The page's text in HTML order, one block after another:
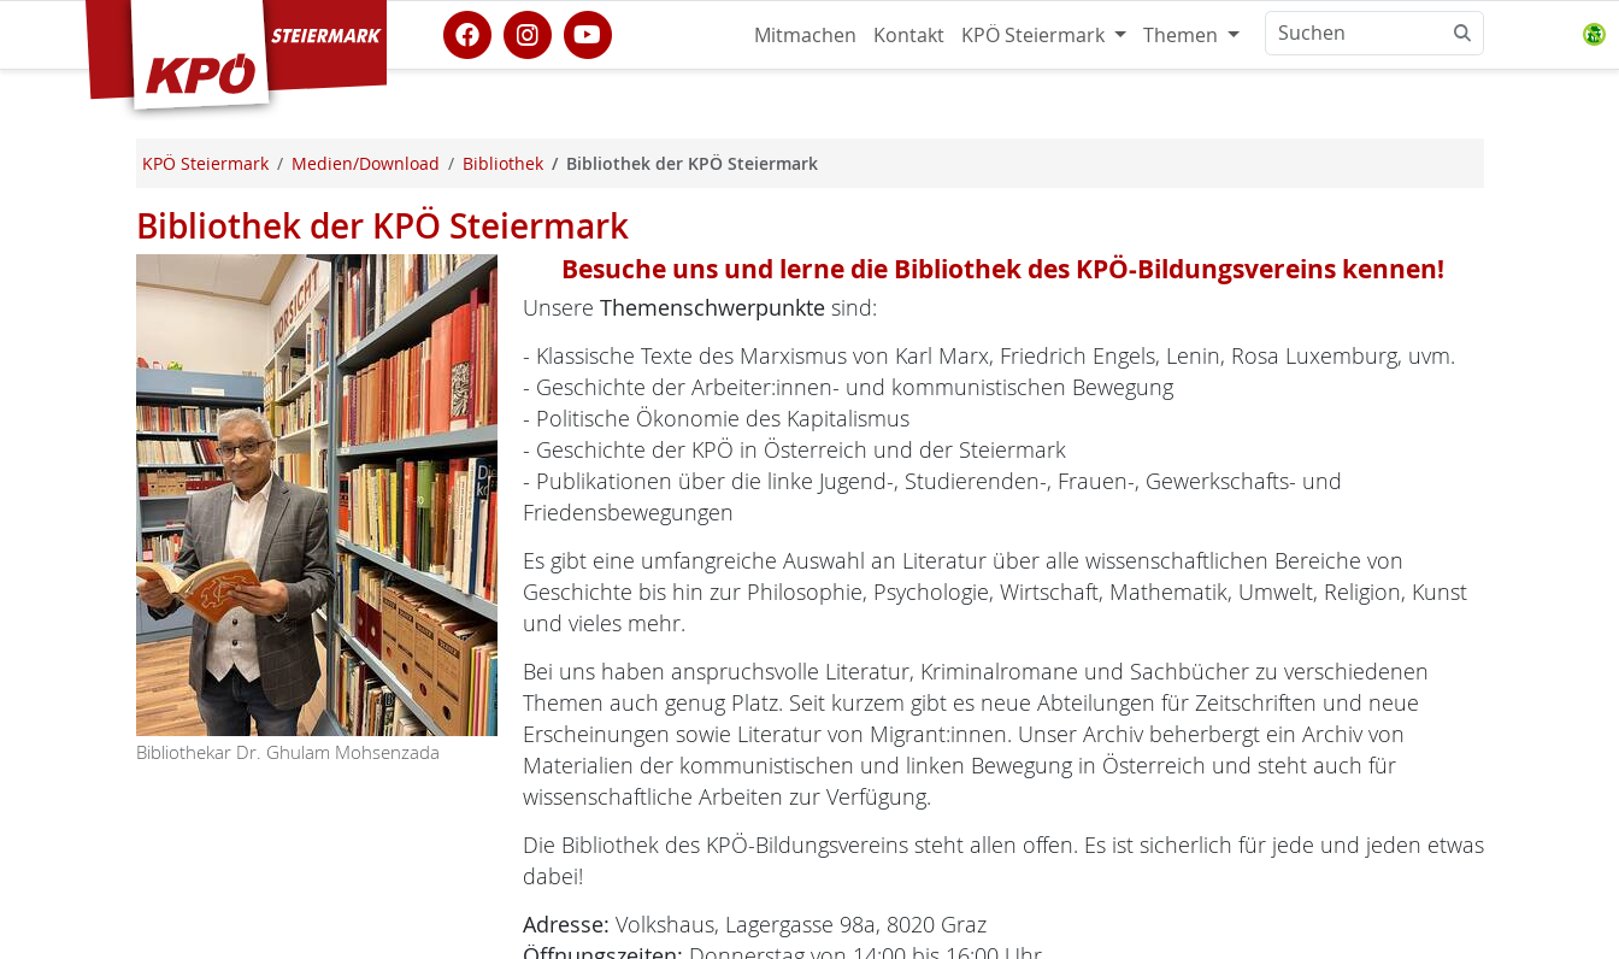
KPÖ Steiermark Mitmachen Kontakt KPÖ Steiermark Themen
KPÖ Steiermark Medien/Download Bibliothek Bibliothek der KPÖ Steiermark
Bibliothek der KPÖ Steiermark
Bibliothekar Dr. Ghulam Mohsenzada
Besuche uns und lerne die Bibliothek des KPÖ-Bildungsvereins kennen!
Unsere Themenschwerpunkte sind:
- Klassische Texte des Marxismus von Karl Marx, Friedrich Engels, Lenin, Rosa Luxemburg, uvm.
- Geschichte der Arbeiter:innen- und kommunistischen Bewegung
- Politische Ökonomie des Kapitalismus
- Geschichte der KPÖ in Österreich und der Steiermark
- Publikationen über die linke Jugend-, Studierenden-, Frauen-, Gewerkschafts- und
Friedensbewegungen
Es gibt eine umfangreiche Auswahl an Literatur über alle wissenschaftlichen Bereiche von
Geschichte bis hin zur Philosophie, Psychologie, Wirtschaft, Mathematik, Umwelt, Religion, Kunst
und vieles mehr.
Bei uns haben anspruchsvolle Literatur, Kriminalromane und Sachbücher zu verschiedenen
Themen auch genug Platz. Seit kurzem gibt es neue Abteilungen für Zeitschriften und neue
Erscheinungen sowie Literatur von Migrant:innen. Unser Archiv beherbergt ein Archiv von
Materialien der kommunistischen und linken Bewegung in Österreich und steht auch für
wissenschaftliche Arbeiten zur Verfügung.
Die Bibliothek des KPÖ-Bildungsvereins steht allen offen. Es ist sicherlich für jede und jeden etwas
dabei!
Adresse: Volkshaus, Lagergasse 98a, 8020 Graz